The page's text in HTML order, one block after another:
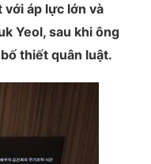
với áp lực lớn và
Yeol, sau khi ông
thiết quân luật.